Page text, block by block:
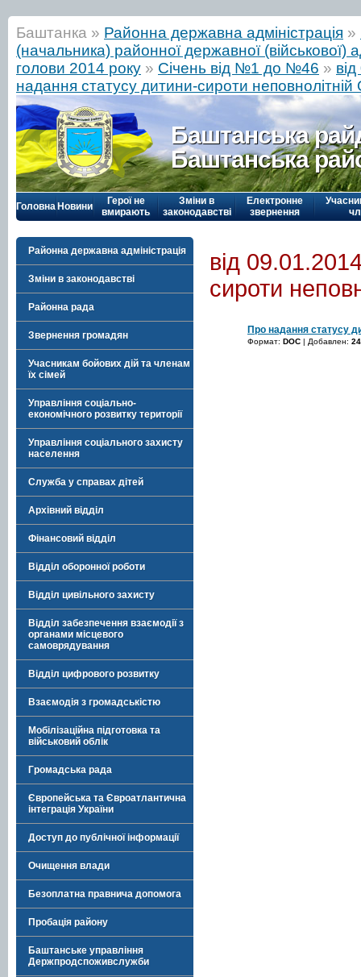
Баштанка » Районна державна адміністрація »
(начальника) районної державної (військової)
голови 2014 року » Січень від №1 до №46 »
надання статусу дитини-сироти неповнолітній
Баштанська
Баштанська
Головна Новини
Герої не
вмирають
Зміни в
законодавстві
Електронне
звернення
Районна державна адміністрація
Зміни в законодавстві
Районна рада
Звернення громадян
Учасникам бойових дій та членам
їх сімей
Управління соціально-
економічного розвитку території
Управління соціального захисту
населення
Служба у справах дітей
Архівний відділ
Фінансовий відділ
Відділ оборонної роботи
Відділ цивільного захисту
Відділ забезпечення взаємодії з
органами місцевого
самоврядування
Відділ цифрового розвитку
Взаємодія з громадськістю
Мобілізаційна підготовка та
військовий облік
Громадська рада
Європейська та Євроатлантична
інтеграція України
Доступ до публічної інформації
Очищення влади
Безоплатна правнича допомога
Пробація району
Баштанське управління
Держпродспоживслужби
від
сироти
Про надання статусу
Формат: DOC | Добавлен: